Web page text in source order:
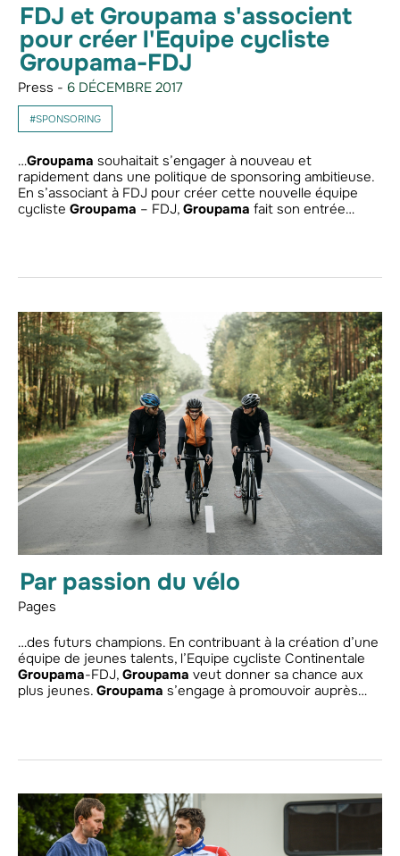
FDJ et Groupama s'associent
pour créer l'Equipe cycliste
Groupama-FDJ
Press - 6 DÉCEMBRE 2017
#SPONSORING
…Groupama souhaitait s’engager à nouveau et
rapidement dans une politique de sponsoring ambitieuse.
En s’associant à FDJ pour créer cette nouvelle équipe
cycliste Groupama – FDJ, Groupama fait son entrée…
Par passion du vélo
Pages
…des futurs champions. En contribuant à la création d’une
équipe de jeunes talents, l’Equipe cycliste Continentale
Groupama-FDJ, Groupama veut donner sa chance aux
plus jeunes. Groupama s’engage à promouvoir auprès…